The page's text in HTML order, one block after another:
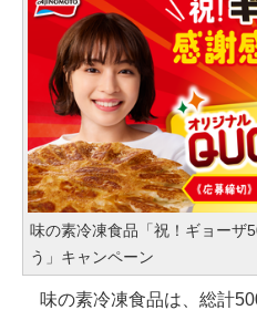
味の素冷凍食品「祝！ギョーザ
う」キャンペーン
味の素冷凍食品は、総計